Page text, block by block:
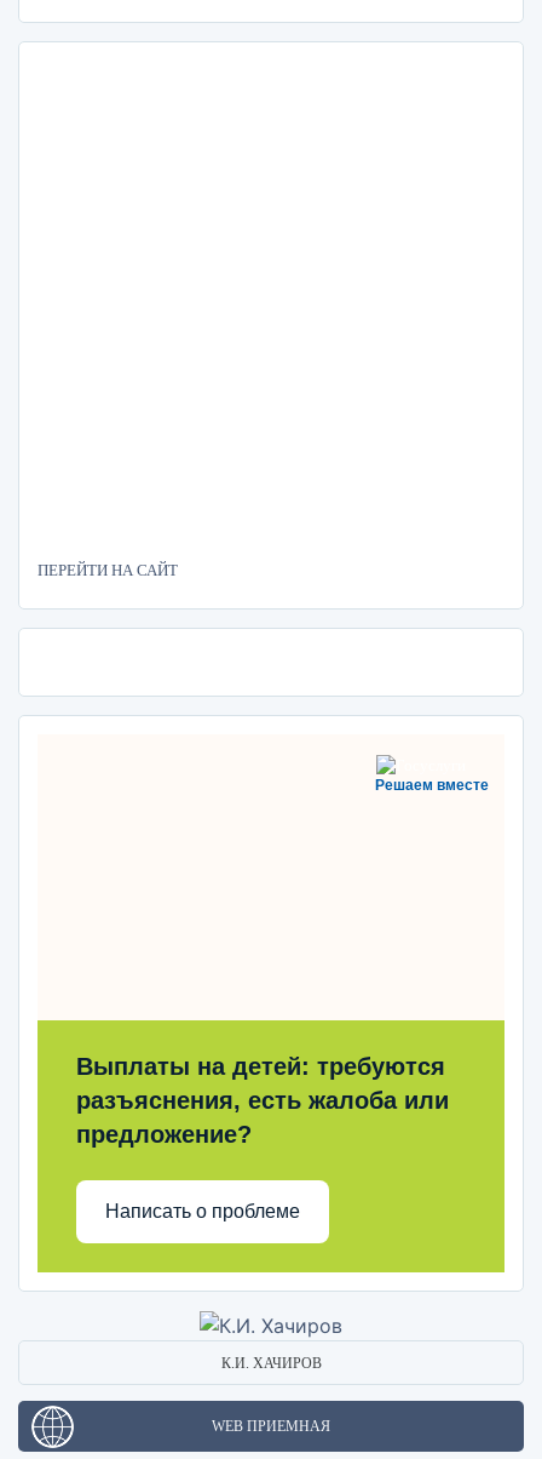
ПЕРЕЙТИ НА САЙТ
Решаем вместе
Выплаты на детей: требуются
разъяснения, есть жалоба или
предложение?
Написать о проблеме
К.И. ХАЧИРОВ
WEB ПРИЕМНАЯ